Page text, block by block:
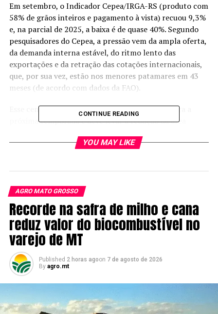
Em setembro, o Indicador Cepea/IRGA-RS (produto com
58% de grãos inteiros e pagamento à vista) recuou 9,3%
e, na parcial de 2025, a baixa é de quase 40%. Segundo
pesquisadores do Cepea, a pressão vem da ampla oferta,
da demanda interna estável, do ritmo lento das
exportações e da retração das cotações internacionais,
que, por sua vez, estão nos menores patamares em 43
meses (de acordo com dados da FAO).
Esse cenário pressiona as margens esperadas para a
próxima temporada e deve levar à redução da área
em agosto, 2,03% abaixo de julho e 24,33% inferior a
agosto de 2024. Entre 18 países analisados, 16
registraram quedas expressivas, com destaque para
Brasil, Argentina e Uruguai.
*Sob supervisão de Luis Roberto Toledo
RELATED TOPICS:
Impulsionada pelo milho, produção de grãos na
Argentina deve ser recorde
CONTINUE READING
YOU MAY LIKE
AGRO MATO GROSSO
Recorde na safra de milho e cana
reduz valor do biocombustível no
varejo de MT
Published 2 horas agoon 7 de agosto de 2026
By agro.mt